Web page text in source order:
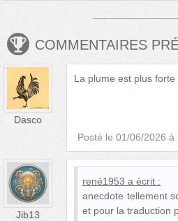
COMMENTAIRES
Dasco
La plume est plus
Posté le 01/06/2026 à
Jib13
rené1953 a écrit :
anecdote tellement
et pour la traduction